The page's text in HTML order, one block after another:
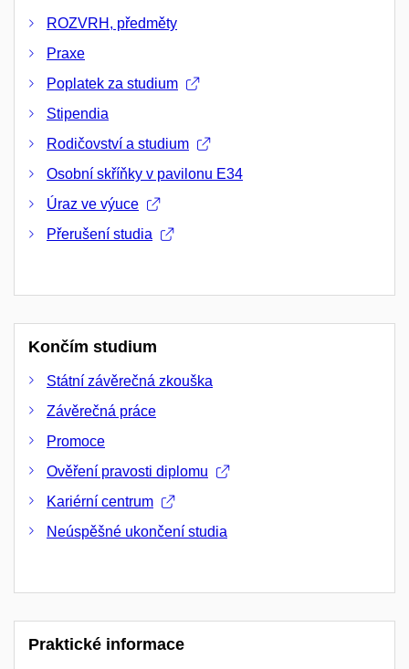
ROZVRH, předměty
Praxe
Poplatek za studium
Stipendia
Rodičovství a studium
Osobní skříňky v pavilonu E34
Úraz ve výuce
Přerušení studia
Končím studium
Státní závěrečná zkouška
Závěrečná práce
Promoce
Ověření pravosti diplomu
Kariérní centrum
Neúspěšné ukončení studia
Praktické informace